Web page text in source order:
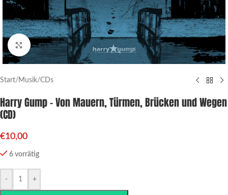
Click to enlarge
Start/ Musik/CDs
Harry Gump – Von Mauern, Türmen, Brücken und Wegen
(CD)
€10,00
6 vorrätig
- +